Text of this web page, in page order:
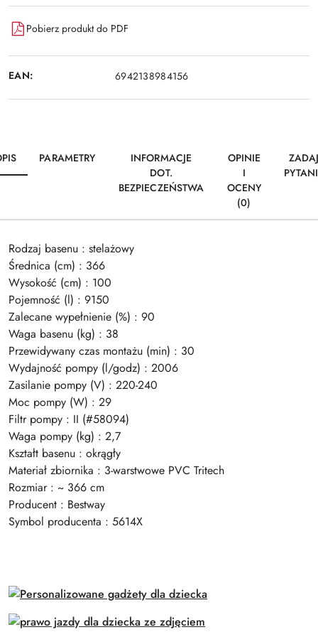
Pobierz produkt do PDF
EAN: 6942138984156
PARAMETRY
INFORMACJE
DOT.
BEZPIECZEŃSTWA
OPINIE
I
OCENY
(0)
Rodzaj basenu : stelażowy
Średnica (cm) : 366
Wysokość (cm) : 100
Pojemność (l) : 9150
Zalecane wypełnienie (%) : 90
Waga basenu (kg) : 38
Przewidywany czas montażu (min) : 30
Wydajność pompy (l/godz) : 2006
Zasilanie pompy (V) : 220-240
Moc pompy (W) : 29
Filtr pompy : II (#58094)
Waga pompy (kg) : 2,7
Kształt basenu : okrągły
Materiał zbiornika : 3-warstwowe PVC Tritech
Rozmiar : ~ 366 cm
Producent : Bestway
Symbol producenta : 5614X